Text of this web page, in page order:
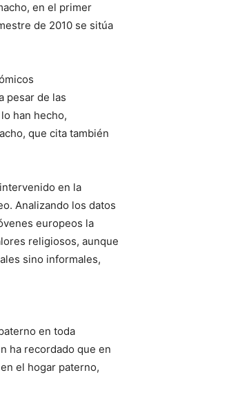
en el primer
de 2010 se sitúa
pesar de las
han hecho,
que cita también
en la
Analizando los datos
europeos la
religiosos, aunque
sino informales,
en toda
ha recordado que en
el hogar paterno,